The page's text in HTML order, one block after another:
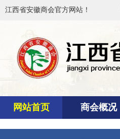
江西省安徽商会官方网站！
网站首页 商会概况